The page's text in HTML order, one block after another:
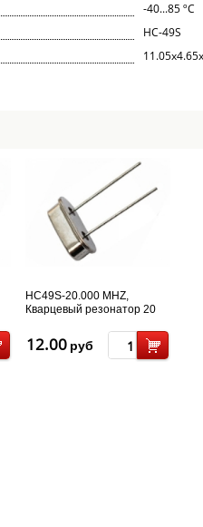
-40...85 ºС
HC-49S
HC49S-20.000 MHZ,
Кварцевый резонатор 20
12.00 руб